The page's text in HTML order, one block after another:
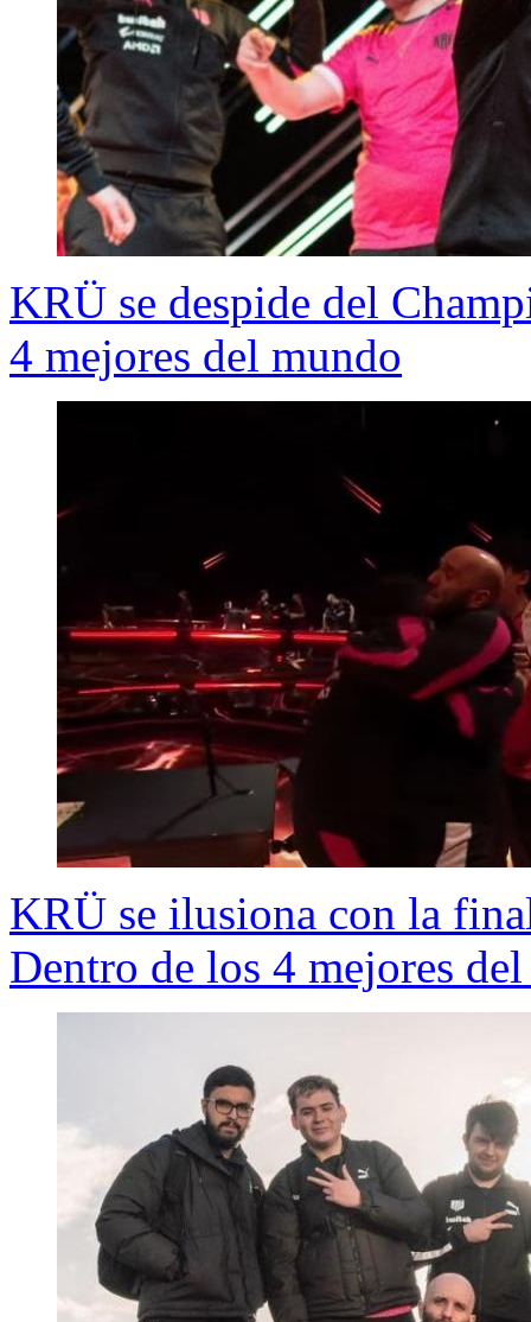
KRÜ se despide del
4 mejores del mundo
KRÜ se ilusiona con la
Dentro de los 4 mejores